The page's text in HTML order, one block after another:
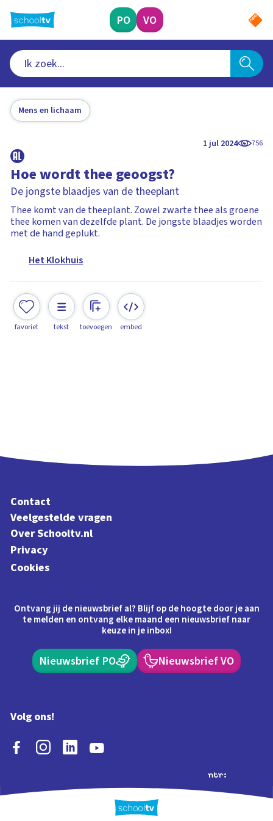
naar
hoofdinhoud
PO VO
Mens en lichaam
1 jul 2024 756
Hoe wordt thee geoogst?
De jongste blaadjes van de theeplant
Thee komt van de theeplant. Zowel zwarte thee als groene
thee komen van dezelfde plant. De jongste blaadjes worden
met de hand geplukt.
Het Klokhuis
favoriet tekst toevoegen embed
Contact
Veelgestelde vragen
Over Schooltv.nl
Privacy
Cookies
Ontvang jij de nieuwsbrief al? Blijf op de hoogte door je aan
te melden en ontvang elke maand een nieuwsbrief naar
keuze in je inbox!
Nieuwsbrief PO Nieuwsbrief VO
Volg ons!